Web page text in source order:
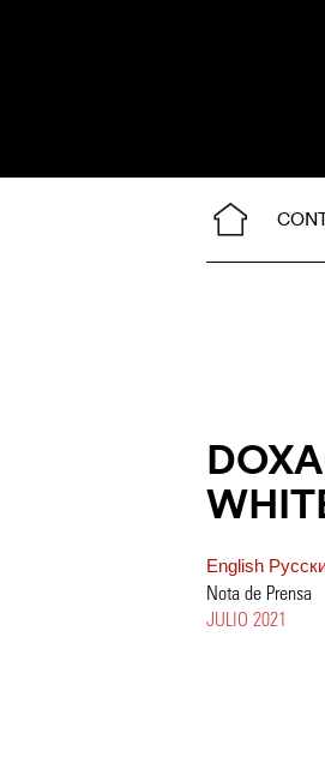
English
Nota de Prensa
JULIO 2021